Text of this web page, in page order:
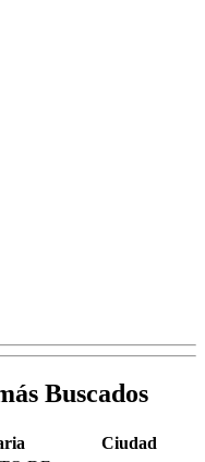
Buscados
Ciudad